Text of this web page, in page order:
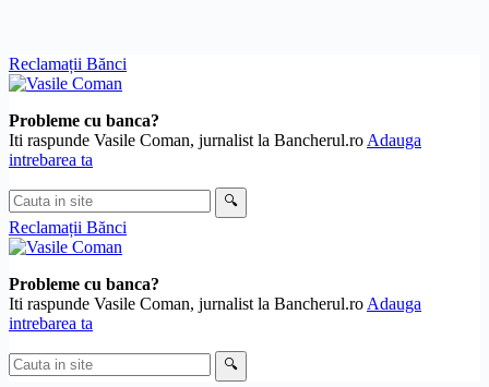
Skip
to
Reclamații Bănci
Probleme cu banca?
Iti raspunde Vasile Coman, jurnalist la Bancherul.ro Adauga
intrebarea ta
Cauta
in
site
🔍
Reclamații Bănci
Probleme cu banca?
Iti raspunde Vasile Coman, jurnalist la Bancherul.ro Adauga
intrebarea ta
Cauta
in
🔍